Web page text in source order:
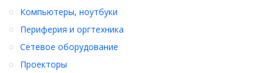
Компьютеры, ноутбуки
Периферия и оргтехника
Сетевое оборудование
Проекторы